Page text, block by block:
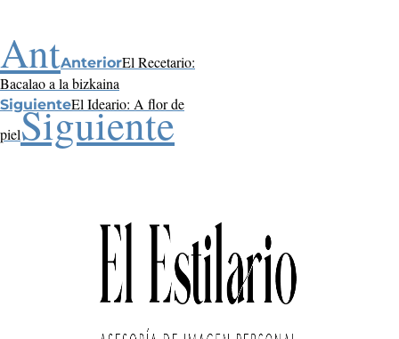
AntAnteriorEl Recetario:
Bacalao a la bizkaina
SiguienteEl Ideario: A flor de
pielSiguiente